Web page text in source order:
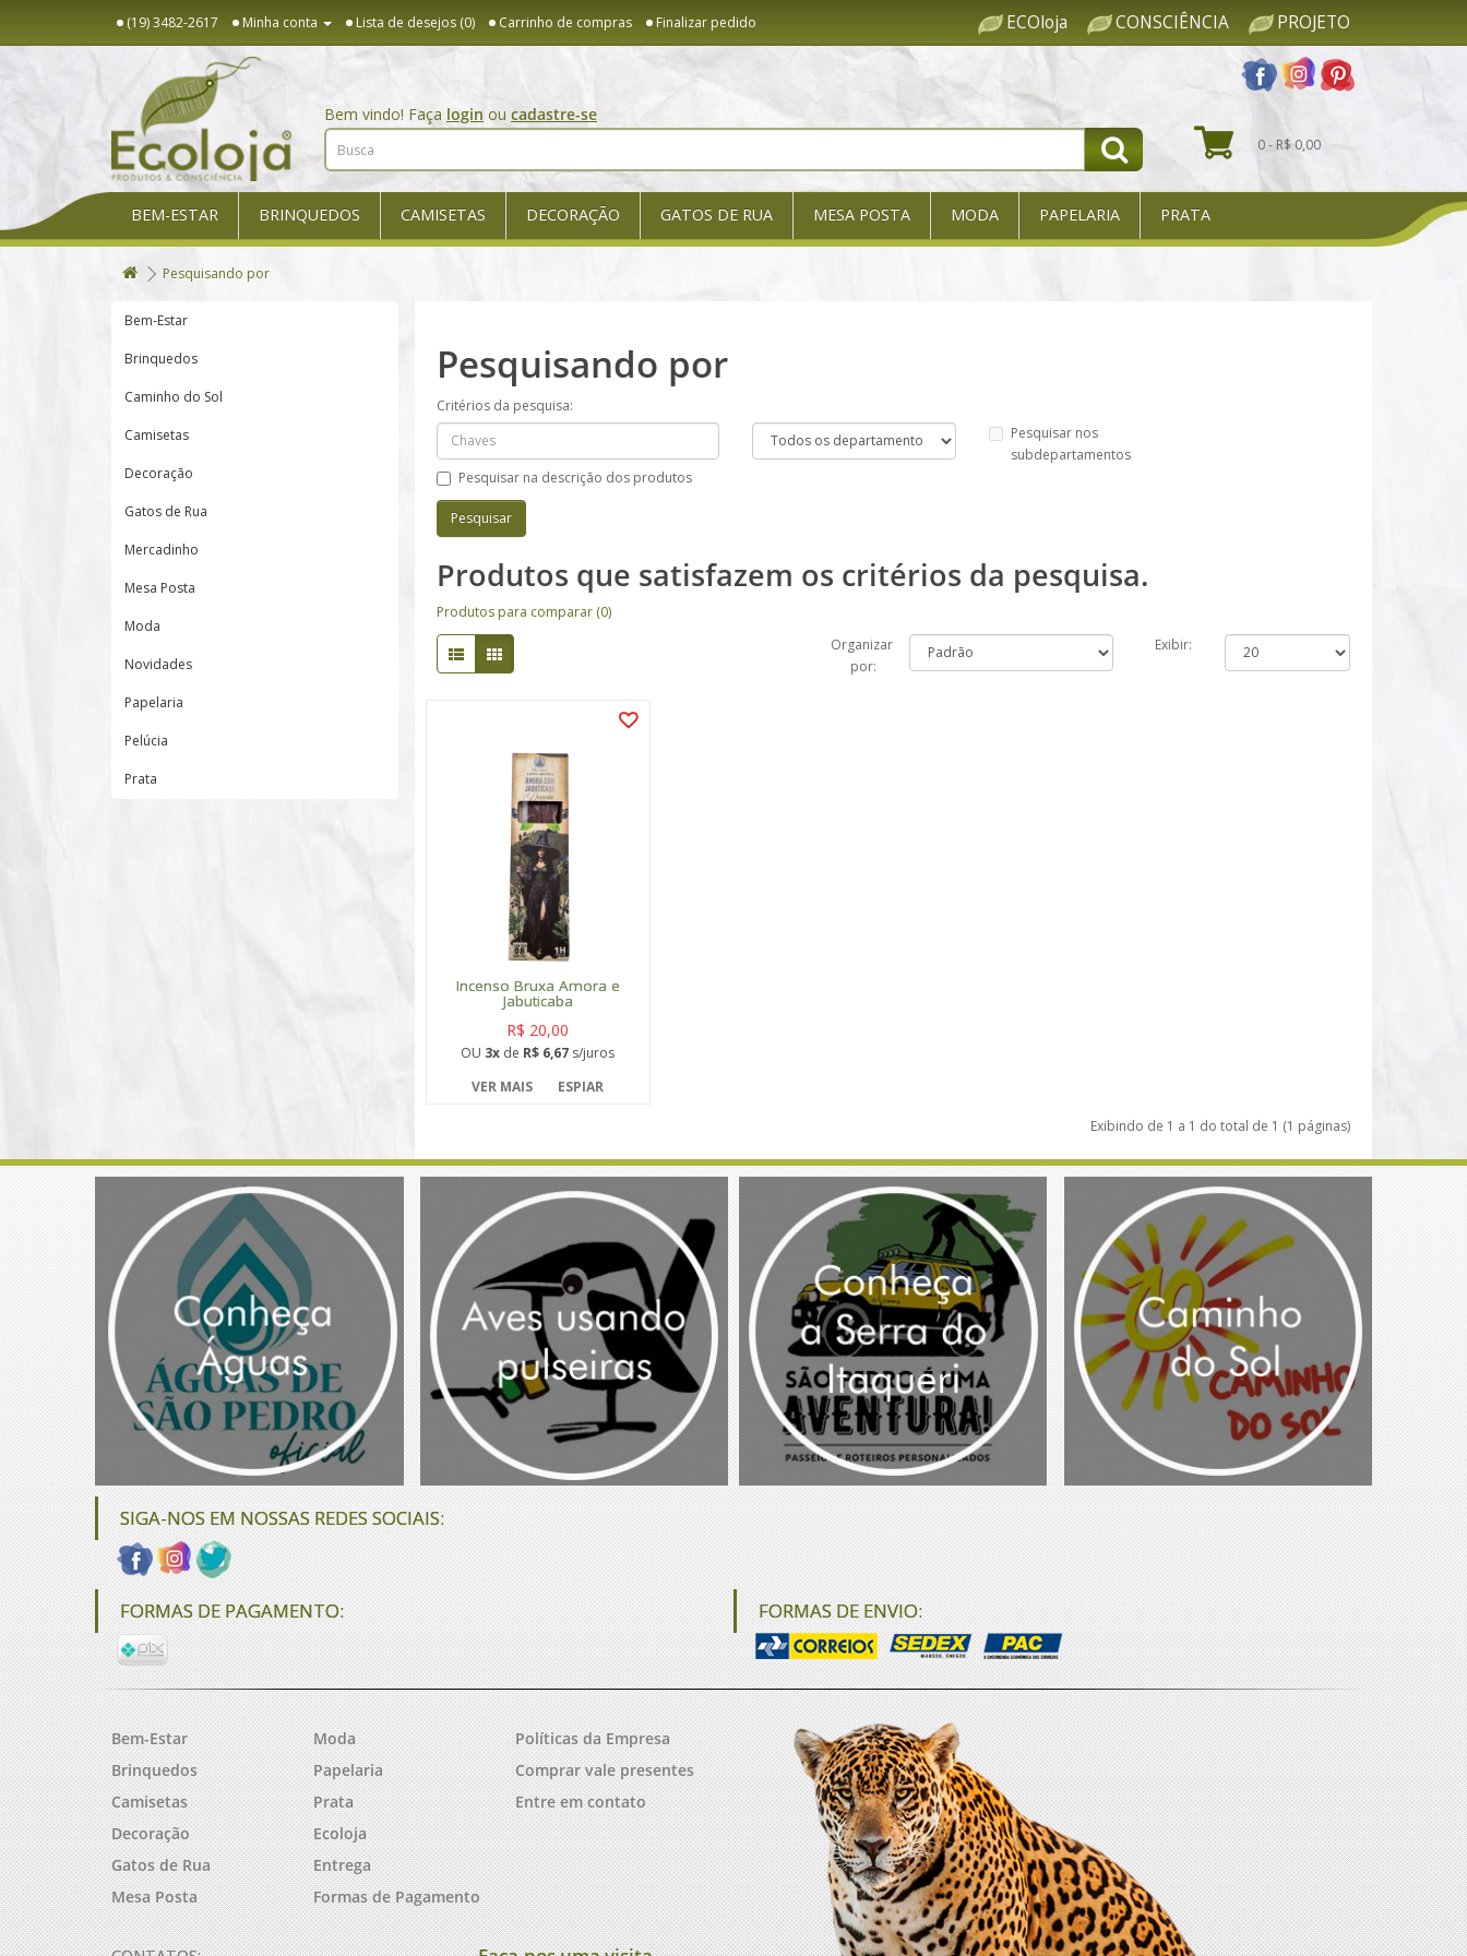
(19) 3482-2617 Minha conta Lista de desejos (0) Carrinho de compras Finalizar pedido ECOloja CONSCIÊNCIA PROJETO
Bem vindo! Faça login ou cadastre-se
0 - R$ 0,00
BEM-ESTAR BRINQUEDOS CAMISETAS DECORAÇÃO GATOS DE RUA MESA POSTA MODA PAPELARIA PRATA
Pesquisando por
Bem-Estar
Brinquedos
Caminho do Sol
Camisetas
Decoração
Gatos de Rua
Mercadinho
Mesa Posta
Moda
Novidades
Papelaria
Pelúcia
Prata
Pesquisando por
Critérios da pesquisa:
Pesquisar nos
subdepartamentos
Pesquisar na descrição dos produtos
Produtos que satisfazem os critérios da pesquisa.
Produtos para comparar (0)
Organizar
por:
Exibir:
Incenso Bruxa Amora e
Jabuticaba
R$ 20,00
OU 3x de R$ 6,67 s/juros
VER MAIS
ESPIAR
Exibindo de 1 a 1 do total de 1 (1 páginas)
SIGA-NOS EM NOSSAS REDES SOCIAIS:
FORMAS DE PAGAMENTO: FORMAS DE ENVIO:
Bem-Estar
Brinquedos
Camisetas
Decoração
Gatos de Rua
Mesa Posta
Moda
Papelaria
Prata
Ecoloja
Entrega
Formas de Pagamento
Políticas da Empresa
Comprar vale presentes
Entre em contato